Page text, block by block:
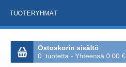
TUOTERYHMÄT
Ostoskorin sisältö
0 tuotetta - Yhteensä 0.00 €